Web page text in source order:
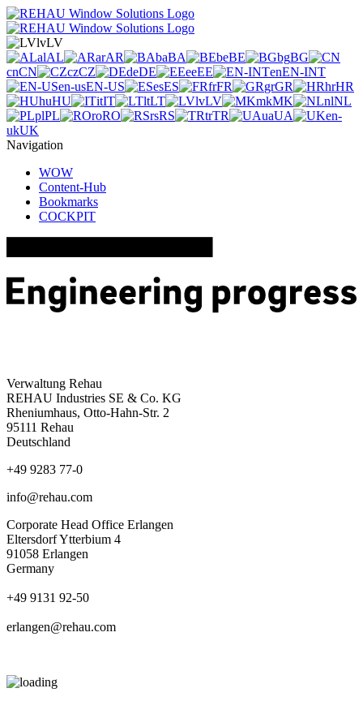
lvLV
alAL arAR baBA beBE bgBG
cnCN czCZ deDE eeEE enEN-INT
en-usEN-US esES frFR grGR hrHR
huHU itIT ltLT lvLV mkMK nlNL
plPL roRO rsRS trTR uaUA
en-
ukUK
Navigation
WOW
Content-Hub
Bookmarks
COCKPIT
Verwaltung Rehau
REHAU Industries SE & Co. KG
Rheniumhaus, Otto-Hahn-Str. 2
95111 Rehau
Deutschland
+49 9283 77-0
info@rehau.com
Corporate Head Office Erlangen
Eltersdorf Ytterbium 4
91058 Erlangen
Germany
+49 9131 92-50
erlangen@rehau.com